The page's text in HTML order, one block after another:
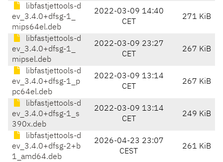
libfastjettools-d
ev_3.4.0+dfsg-1_
mips64el.deb
2022-03-09 14:40
CET
271 KiB
libfastjettools-d
ev_3.4.0+dfsg-1_
mipsel.deb
2022-03-09 23:27
CET
267 KiB
libfastjettools-d
ev_3.4.0+dfsg-1_p
pc64el.deb
2022-03-09 13:14
CET
267 KiB
libfastjettools-d
ev_3.4.0+dfsg-1_s
390x.deb
2022-03-09 13:14
CET
249 KiB
libfastjettools-d
ev_3.4.0+dfsg-2+b
1_amd64.deb
2026-04-23 23:07
CEST
261 KiB